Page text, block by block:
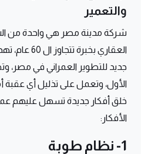
والتعمير
شركة مدينة مصر هي واحدة من
العقاري
جديد للتطوير العمراني في مصر،
الأول، وتعمل على تذليل أي
خلق أفكار جديدة تسهل عليهم
الأفكار:
1- نظام طوبة